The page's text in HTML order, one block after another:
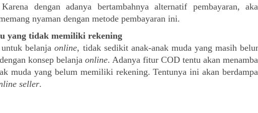
dengan adanya bertambahnya alternatif pembayaran,
nyaman dengan metode pembayaran ini.
yang tidak memiliki rekening
untuk belanja online, tidak sedikit anak-anak muda yang masih
konsep belanja online. Adanya fitur COD tentu akan
muda yang belum memiliki rekening. Tentunya ini akan
seller.